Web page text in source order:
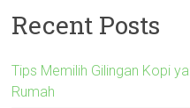
Recent Posts
Tips Memilih Gilingan Kopi
Rumah